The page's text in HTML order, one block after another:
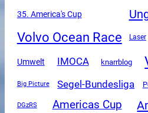
35. America's Cup
Volvo Ocean Race Laser
Umwelt IMOCA knarrblog
Big Picture Segel-Bundesliga
DGzRS Americas Cup